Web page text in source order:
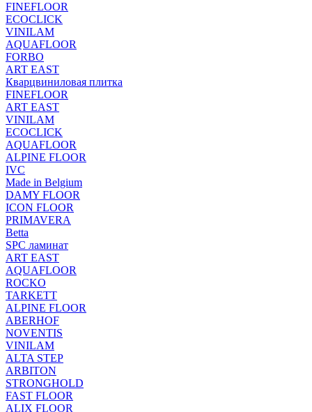
FINEFLOOR
ECOCLICK
VINILAM
AQUAFLOOR
FORBO
ART EAST
Кварцвиниловая плитка
FINEFLOOR
ART EAST
VINILAM
ECOCLICK
AQUAFLOOR
ALPINE FLOOR
IVC
Made in Belgium
DAMY FLOOR
ICON FLOOR
PRIMAVERA
Betta
SPC ламинат
ART EAST
AQUAFLOOR
ROCKO
TARKETT
ALPINE FLOOR
ABERHOF
NOVENTIS
VINILAM
ALTA STEP
ARBITON
STRONGHOLD
FAST FLOOR
ALIX FLOOR